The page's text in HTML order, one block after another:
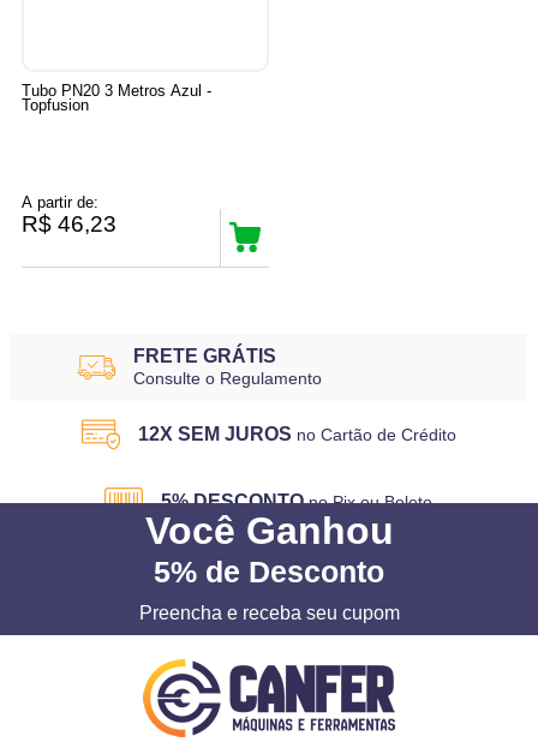
Tubo PN20 3 Metros Azul -
Topfusion
A partir de:
R$ 46,23
FRETE GRÁTIS
Consulte o Regulamento
12X SEM JUROS no Cartão de Crédito
5% DESCONTO no Pix ou Boleto
Você Ganhou
5% de Desconto
Preencha e receba seu cupom